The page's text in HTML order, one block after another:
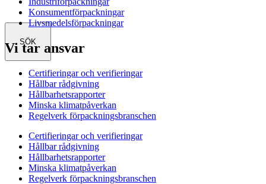
SÖK
Konsumentförpackningar
Livsmedelsförpackningar
Vi tar ansvar
Certifieringar och verifieringar
Hållbar rådgivning
Hållbarhetsrapporter
Minska klimatpåverkan
Regelverk förpackningsbranschen
Certifieringar och verifieringar
Hållbar rådgivning
Hållbarhetsrapporter
Minska klimatpåverkan
Regelverk förpackningsbranschen